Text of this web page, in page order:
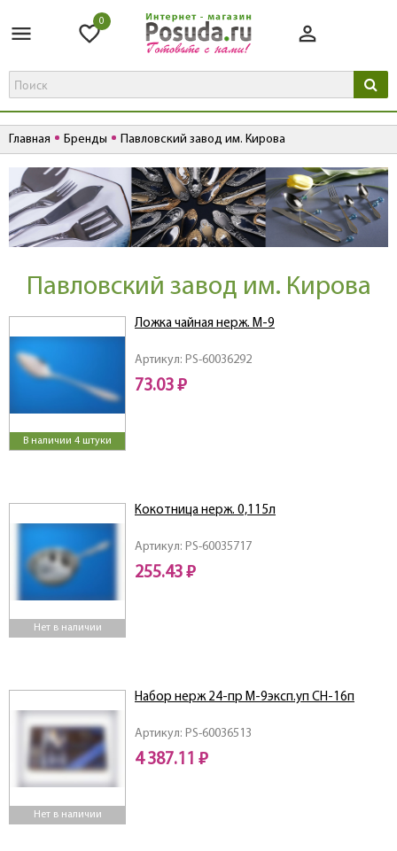
0
Главная Бренды Павловский завод им. Кирова
Павловский завод им. Кирова
В наличии 4 штуки
Артикул: PS-60036292
Ложка чайная нерж. М-9
73.03 ₽
Нет в наличии
Артикул: PS-60035717
Кокотница нерж. 0,115л
255.43 ₽
Нет в наличии
Артикул: PS-60036513
Набор нерж 24-пр М-9эксп.уп СН-16п
4 387.11 ₽